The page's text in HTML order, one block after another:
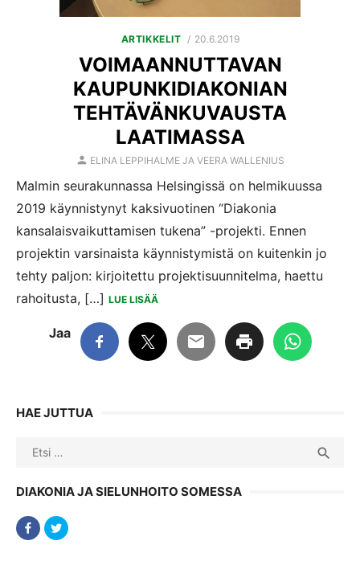
ARTIKKELIT
POSTED
20.6.2019
VOIMAANNUTTAVAN
KAUPUNKIDIAKONIAN
TEHTÄVÄNKUVAUSTA
LAATIMASSA
AUTHOR
ELINA LEPPIHALME JA VEERA WALLENIUS
Malmin seurakunnassa Helsingissä on helmikuussa
2019 käynnistynyt kaksivuotinen “Diakonia
kansalaisvaikuttamisen tukena” -projekti. Ennen
projektin varsinaista käynnistymistä on kuitenkin jo
tehty paljon: kirjoitettu projektisuunnitelma, haettu
rahoitusta, […] LUE LISÄÄ
Jaa
HAE JUTTUA
Search

DIAKONIA JA SIELUNHOITO SOMESSA